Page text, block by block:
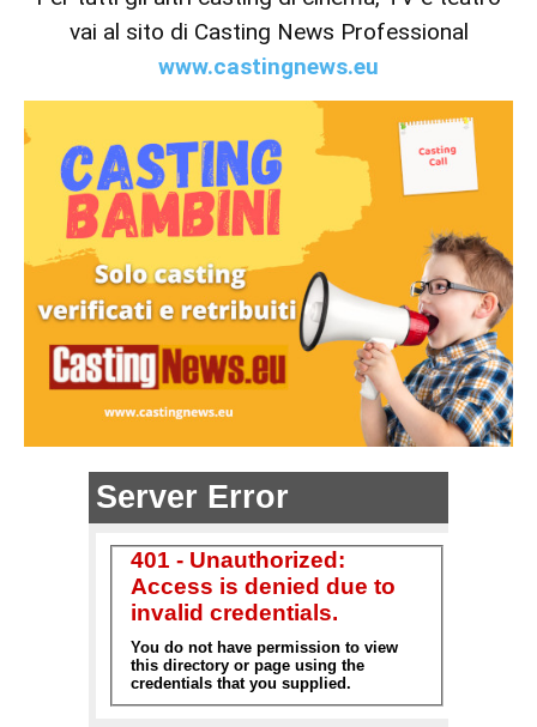
vai al sito di Casting News Professional
www.castingnews.eu